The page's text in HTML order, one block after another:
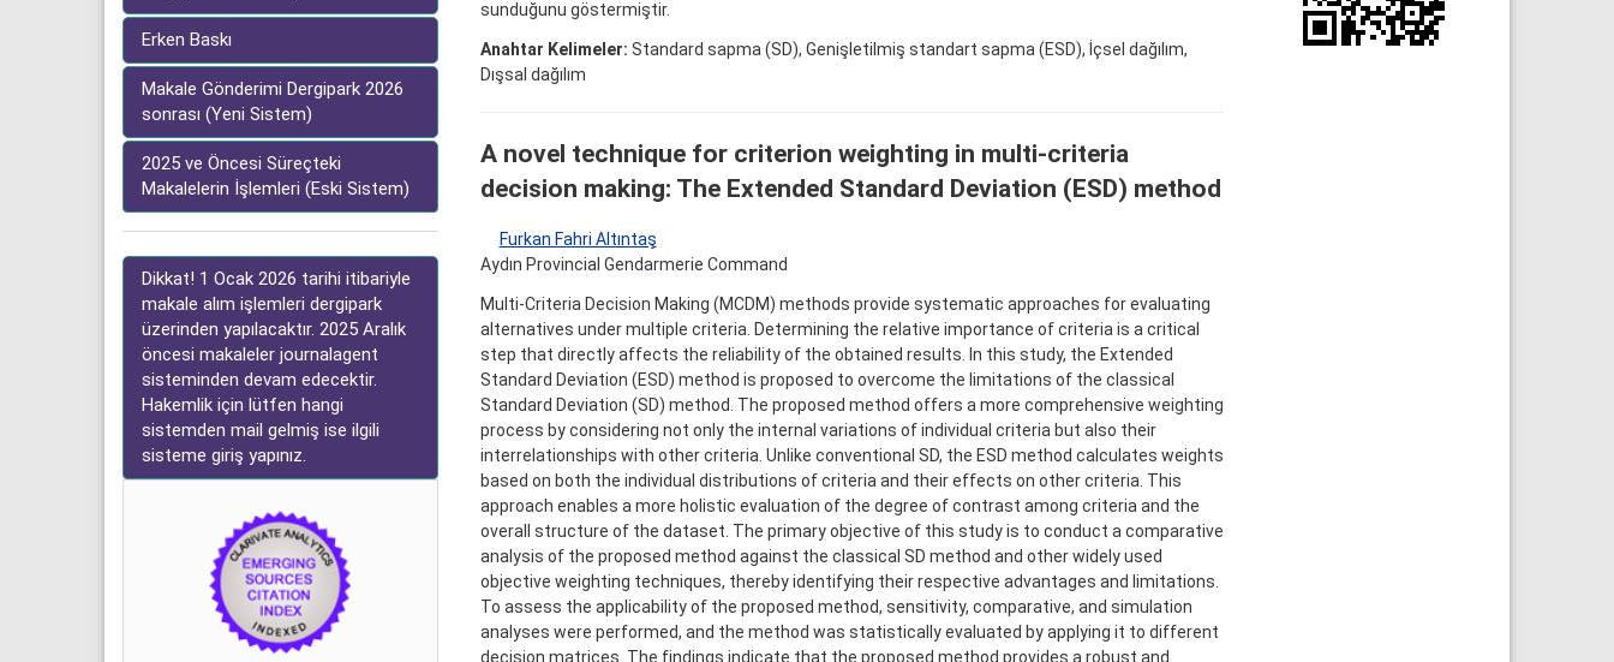
Erken Baskı
Makale Gönderimi Dergipark 2026
sonrası (Yeni Sistem)
2025 ve Öncesi Süreçteki
Makalelerin İşlemleri (Eski Sistem)
Dikkat! 1 Ocak 2026 tarihi itibariyle
makale alım işlemleri dergipark
üzerinden yapılacaktır. 2025 Aralık
öncesi makaleler journalagent
sisteminden devam edecektir.
Hakemlik için lütfen hangi
sistemden mail gelmiş ise ilgili
sisteme giriş yapınız.
sunduğunu göstermiştir.
Anahtar Kelimeler: Standard sapma (SD), Genişletilmiş standart sapma (ESD), İçsel dağılım,
Dışsal dağılım
A novel technique for criterion weighting in multi-criteria
decision making: The Extended Standard Deviation (ESD) method
Furkan Fahri Altıntaş
Aydın Provincial Gendarmerie Command
Multi-Criteria Decision Making (MCDM) methods provide systematic approaches for evaluating
alternatives under multiple criteria. Determining the relative importance of criteria is a critical
step that directly affects the reliability of the obtained results. In this study, the Extended
Standard Deviation (ESD) method is proposed to overcome the limitations of the classical
Standard Deviation (SD) method. The proposed method offers a more comprehensive weighting
process by considering not only the internal variations of individual criteria but also their
interrelationships with other criteria. Unlike conventional SD, the ESD method calculates weights
based on both the individual distributions of criteria and their effects on other criteria. This
approach enables a more holistic evaluation of the degree of contrast among criteria and the
overall structure of the dataset. The primary objective of this study is to conduct a comparative
analysis of the proposed method against the classical SD method and other widely used
objective weighting techniques, thereby identifying their respective advantages and limitations.
To assess the applicability of the proposed method, sensitivity, comparative, and simulation
analyses were performed, and the method was statistically evaluated by applying it to different
decision matrices. The findings indicate that the proposed method provides a robust and